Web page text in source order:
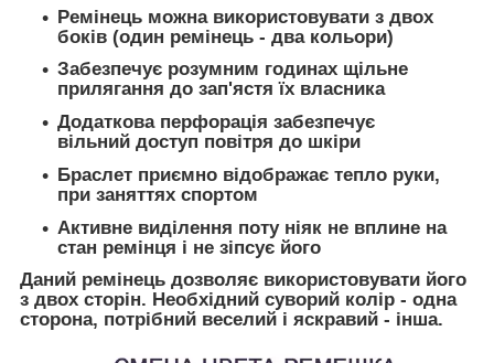
Ремінець можна використовувати з двох
боків (один ремінець - два кольори)
Забезпечує розумним годинах щільне
прилягання до зап'ястя їх власника
Додаткова перфорація забезпечує
вільний доступ повітря до шкіри
Браслет приємно відображає тепло руки,
при заняттях спортом
Активне виділення поту ніяк не вплине на
стан ремінця і не зіпсує його
Даний ремінець дозволяє використовувати його
з двох сторін. Необхідний суворий колір - одна
сторона, потрібний веселий і яскравий - інша.